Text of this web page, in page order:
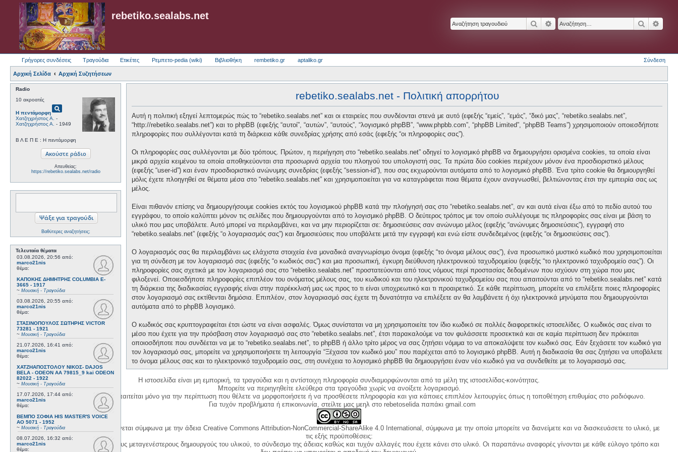
rebetiko.sealabs.net
ΑναζήτησηΕιδική αναζήτηση
Γρήγορες συνδέσεις Τραγούδια Ετικέτες Ρεμπετο-pedia (wiki) Βιβλιοθήκη rembetiko.gr aptaliko.gr Σύνδεση
Αρχική Σελίδα Αρχική Συζητήσεων
Radio
10 ακροατές
Η πεντάμορφηpageview
Χατζηχρήστος Α.
-
Χατζηχρήστος Α.
- 1949
Β Λ Ε Π Ε : Η πεντάμορφη
Απευθείας:
https://rebetiko.sealabs.net/radio
Βαθύτερες αναζητήσεις;
Τελευταία θέματα
03.08.2026, 20:56 από:
marco21nis
θέμα:
ΚΑΠΟΚΗΣ ΔΗΜΗΤΡΗΣ COLUMBIA E-
3665 - 1917
~ Μουσική - Τραγούδια
03.08.2026, 20:55 από:
marco21nis
θέμα:
ΣΤΑΣΙΝΟΠΟΥΛΟΣ ΣΩΤΗΡΗΣ VICTOR
73281 - 1921
~ Μουσική - Τραγούδια
21.07.2026, 16:41 από:
marco21nis
θέμα:
ΧΑΤΖΗΑΠΟΣΤΟΛΟΥ ΝΙΚΟΣ- DAJOS
BELA - ODEON AA 79815_9 kai ODEON
82022 - 1922
~ Μουσική - Τραγούδια
17.07.2026, 17:44 από:
marco21nis
θέμα:
ΒΕΜΠΟ ΣΟΦΙΑ HIS MASTER'S VOICE
AO 5071 - 1952
~ Μουσική - Τραγούδια
08.07.2026, 16:32 από:
marco21nis
θέμα:
rebetiko.sealabs.net - Πολιτική απορρήτου
Αυτή η πολιτική εξηγεί λεπτομερώς πώς το “rebetiko.sealabs.net” και οι εταιρείες που συνδέονται στενά με αυτό (εφεξής “εμείς”, “εμάς”, “δικό μας”, “rebetiko.sealabs.net”,
“http://rebetiko.sealabs.net”) και το phpBB (εφεξής “αυτοί”, “αυτών”, “αυτούς”, “λογισμικό phpBB”, “www.phpbb.com”, “phpBB Limited”, “phpBB Teams”) χρησιμοποιούν οποιεσδήποτε
πληροφορίες που συλλέγονται κατά τη διάρκεια κάθε συνεδρίας χρήσης από εσάς (εφεξής “οι πληροφορίες σας”).
Οι πληροφορίες σας συλλέγονται με δύο τρόπους. Πρώτον, η περιήγηση στο “rebetiko.sealabs.net” οδηγεί το λογισμικό phpBB να δημιουργήσει ορισμένα cookies, τα οποία είναι
μικρά αρχεία κειμένου τα οποία αποθηκεύονται στα προσωρινά αρχεία του πλοηγού του υπολογιστή σας. Τα πρώτα δύο cookies περιέχουν μόνον ένα προσδιοριστικό μέλους
(εφεξής “user-id”) και έναν προσδιοριστικό ανώνυμης συνεδρίας (εφεξής “session-id”), που σας εκχωρούνται αυτόματα από το λογισμικό phpBB. Ένα τρίτο cookie θα δημιουργηθεί
μόλις έχετε πλοηγηθεί σε θέματα μέσα στο “rebetiko.sealabs.net” και χρησιμοποιείται για να καταγράφεται ποια θέματα έχουν αναγνωσθεί, βελτιώνοντας έτσι την εμπειρία σας ως
μέλος.
Είναι πιθανόν επίσης να δημιουργήσουμε cookies εκτός του λογισμικού phpBB κατά την πλοήγησή σας στο “rebetiko.sealabs.net”, αν και αυτά είναι έξω από το πεδίο αυτού του
εγγράφου, το οποίο καλύπτει μόνον τις σελίδες που δημιουργούνται από το λογισμικό phpBB. Ο δεύτερος τρόπος με τον οποίο συλλέγουμε τις πληροφορίες σας είναι με βάση το
υλικό που μας υποβάλετε. Αυτό μπορεί να περιλαμβάνει, και να μην περιορίζεται σε: δημοσιεύσεις σαν ανώνυμο μέλος (εφεξής “ανώνυμες δημοσιεύσεις”), εγγραφή στο
“rebetiko.sealabs.net” (εφεξής “ο λογαριασμός σας”) και δημοσιεύσεις που υποβάλετε μετά την εγγραφή και ενώ είστε συνδεδεμένος (εφεξής “οι δημοσιεύσεις σας”).
Ο λογαριασμός σας θα περιλαμβάνει ως ελάχιστα στοιχεία ένα μοναδικά αναγνωρίσιμο όνομα (εφεξής “το όνομα μέλους σας”), ένα προσωπικό μυστικό κωδικό που χρησιμοποιείται
για τη σύνδεση με τον λογαριασμό σας (εφεξής “ο κωδικός σας”) και μια προσωπική, έγκυρη διεύθυνση ηλεκτρονικού ταχυδρομείου (εφεξής “το ηλεκτρονικό ταχυδρομείο σας”). Οι
πληροφορίες σας σχετικά με τον λογαριασμό σας στο “rebetiko.sealabs.net” προστατεύονται από τους νόμους περί προστασίας δεδομένων που ισχύουν στη χώρα που μας
φιλοξενεί. Οποιεσδήποτε πληροφορίες επιπλέον του ονόματος μέλους σας, του κωδικού και του ηλεκτρονικού ταχυδρομείου σας που απαιτούνται από το “rebetiko.sealabs.net” κατά
τη διάρκεια της διαδικασίας εγγραφής είναι στην παρέκκλισή μας ως προς το τι είναι υποχρεωτικό και τι προαιρετικό. Σε κάθε περίπτωση, μπορείτε να επιλέξετε ποιες πληροφορίες
στον λογαριασμό σας εκτίθενται δημόσια. Επιπλέον, στον λογαριασμό σας έχετε τη δυνατότητα να επιλέξετε αν θα λαμβάνετε ή όχι ηλεκτρονικά μηνύματα που δημιουργούνται
αυτόματα από το phpBB λογισμικό.
Ο κωδικός σας κρυπτογραφείται έτσι ώστε να είναι ασφαλές. Όμως συνίσταται να μη χρησιμοποιείτε τον ίδιο κωδικό σε πολλές διαφορετικές ιστοσελίδες. Ο κωδικός σας είναι το
μέσο που έχετε για την πρόσβαση στον λογαριασμό σας στο “rebetiko.sealabs.net”, έτσι παρακαλούμε να τον φυλάσσετε προσεκτικά και σε καμία περίπτωση δεν πρόκειται
οποιοσδήποτε που συνδέεται να με το “rebetiko.sealabs.net”, το phpBB ή άλλο τρίτο μέρος να σας ζητήσει νόμιμα το να αποκαλύψετε τον κωδικό σας. Εάν ξεχάσετε τον κωδικό για
τον λογαριασμό σας, μπορείτε να χρησιμοποιήσετε τη λειτουργία “Ξέχασα τον κωδικό μου” που παρέχεται από το λογισμικό phpBB. Αυτή η διαδικασία θα σας ζητήσει να υποβάλετε
το όνομα μέλους σας και το ηλεκτρονικό ταχυδρομείο σας, στη συνέχεια το λογισμικό phpBB θα δημιουργήσει έναν νέο κωδικό για να συνδεθείτε με το λογαριασμό σας.
Η ιστοσελίδα είναι μη εμπορική, τα τραγούδια και η αντίστοιχη πληροφορία συνδιαμορφώνονται από τα μέλη της ιστοσελίδας-κοινότητας.
Μπορείτε να περιηγηθείτε ελεύθερα στα τραγούδια χωρίς να ανοίξετε λογαριασμό.
Η δημιουργία λογαριασμού απαιτείται μόνο για την περίπτωση που θέλετε να μορφοποιήσετε ή να προσθέσετε πληροφορία και για κάποιες επιπλέον λειτουργίες όπως η τοποθέτηση επιθυμίας στο ραδιόφωνο.
Για τυχόν προβλήματα ή επικοινωνία, στείλτε μας μεηλ στο rebetoselida παπάκι gmail.com
Η χρήση του υλικού της σελίδας γίνεται σύμφωνα με την άδεια Creative Commons Attribution-NonCommercial-ShareAlike 4.0 International, σύμφωνα με την οποία μπορείτε να διανείμετε και να διασκευάσετε το υλικό, με
τις εξής προϋποθέσεις:
1. Να αναφέρετε τον αρχικό και τους μεταγενέστερους δημιουργούς του υλικού, το σύνδεσμο της άδειας καθώς και τυχόν αλλαγές που έχετε κάνει στο υλικό. Οι παραπάνω αναφορές γίνονται με κάθε εύλογο τρόπο και